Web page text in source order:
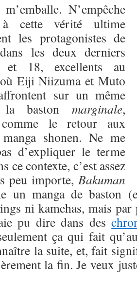
N’empêche
cette vérité ultime
les protagonistes de
les deux derniers
et 18, excellents au
Eiji Niizuma et Muto
sur un même
baston marginale,
comme le retour aux
shonen. Ne me
d’expliquer le terme
ce contexte, c’est assez
peu importe, Bakuman
un manga de baston
ni kamehas, mais
pu dire dans des
ça qui fait
la suite, et, fait
la fin. Je veux